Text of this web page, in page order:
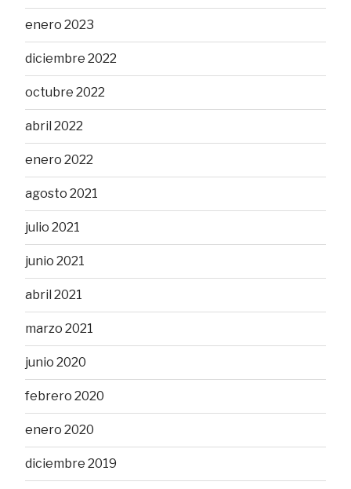
enero 2023
diciembre 2022
octubre 2022
abril 2022
enero 2022
agosto 2021
julio 2021
junio 2021
abril 2021
marzo 2021
junio 2020
febrero 2020
enero 2020
diciembre 2019